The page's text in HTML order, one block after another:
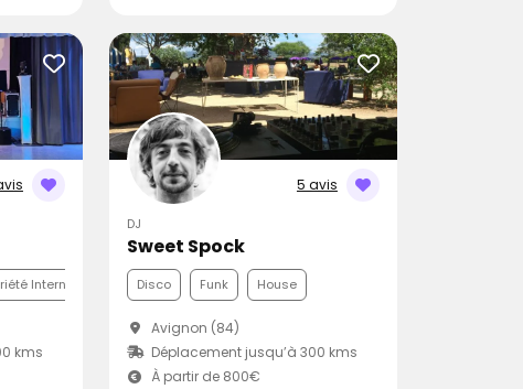
Internationale
kms
5 avis
DJ
Sweet Spock
Disco Funk House
Avignon (84)
Déplacement jusqu’à 300 kms
À partir de 800€